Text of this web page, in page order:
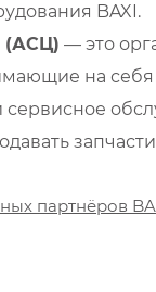
BAXI.
(АСЦ) — это
на
партнёров